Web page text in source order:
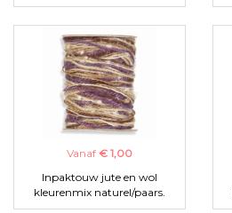
Vanaf € 1,00
Inpaktouw jute en wol
kleurenmix naturel/paars.